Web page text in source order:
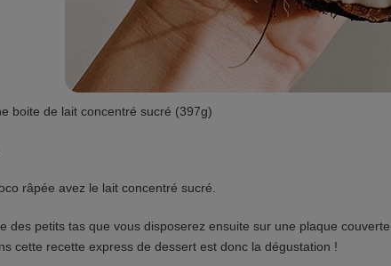
boite de lait concentré sucré (397g)
râpée avez le lait concentré sucré.
des petits tas que vous disposerez ensuite sur une plaque
cette recette express de dessert est donc la dégustation !